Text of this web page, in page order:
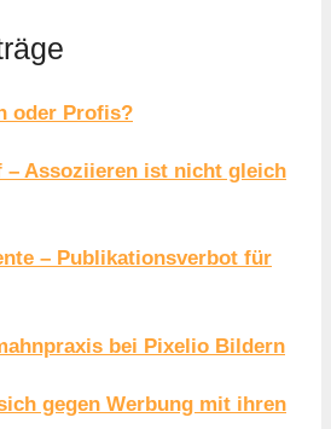
oder Profis?
– Assoziieren ist nicht gleich
– Publikationsverbot für
bei Pixelio Bildern
gegen Werbung mit ihren